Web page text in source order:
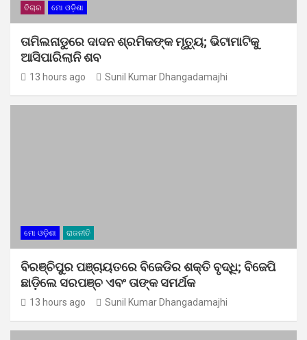
ବିଚାର ମୋ ଓଡ଼ିଶା
ତାମିଲନାଡୁରେ ଦାଦନ ଶ୍ରମିକଙ୍କ ମୃତ୍ୟୁ; ଭିଟାମାଟିକୁ
ଆସିପାରିଲାନି ଶବ
13 hours ago Sunil Kumar Dhangadamajhi
ମୋ ଓଡ଼ିଶା ରାଜନୀତି
ବିରଞ୍ଚିପୁର ପଞ୍ଚାୟତରେ ବିଜେଡିର ଶକ୍ତି ବୃଦ୍ଧି; ବିଜେପି
ଛାଡ଼ିଲେ ସରପଞ୍ଚ ଏବଂ ତାଙ୍କ ସମର୍ଥକ
13 hours ago Sunil Kumar Dhangadamajhi